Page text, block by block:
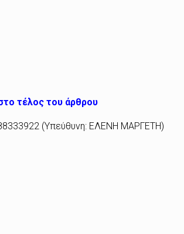
τέλος του άρθρου
(Υπεύθυνη: ΕΛΕΝΗ ΜΑΡΓΕΤΗ)